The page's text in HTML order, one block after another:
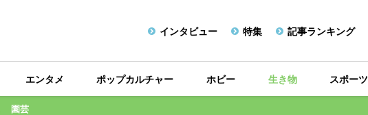
インタビュー 特集 記事ランキング
エンタメ ポップカルチャー ホビー 生き物
園芸
スポーツ